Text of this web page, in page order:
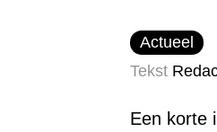
Actueel
Tekst
Een korte